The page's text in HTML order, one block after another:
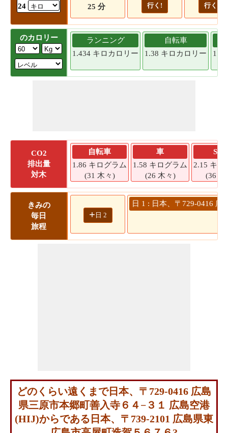
24
25 分 行く! 行く!
のカロリー
ランニング
1.434 キロカロリー
自転車
1.38 キロカロリー
CO2
排出量
対木
自転車
1.86 キログラム
(31 木々)
車
1.58 キログラム
(26 木々)
SUV
2.15 キロ
(36 木
きみの
毎日
旅程
+ 日 2
日 1 : 日本、〒729-0416
どのくらい遠くまで日本、〒729-0416 広島
県三原市本郷町善入寺６４−３１ 広島空港
(HIJ)からである日本、〒739-2101 広島県東